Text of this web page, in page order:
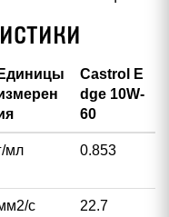
Единицы
Castrol E
dge 10W-
60
мл 0.853
с 22.7